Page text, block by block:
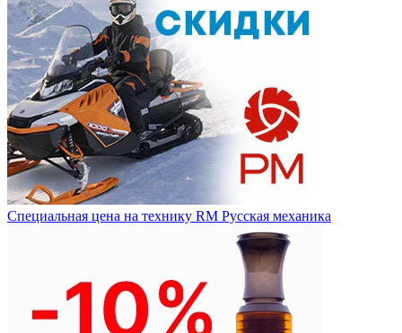
Специальная цена на технику RM Русская механика